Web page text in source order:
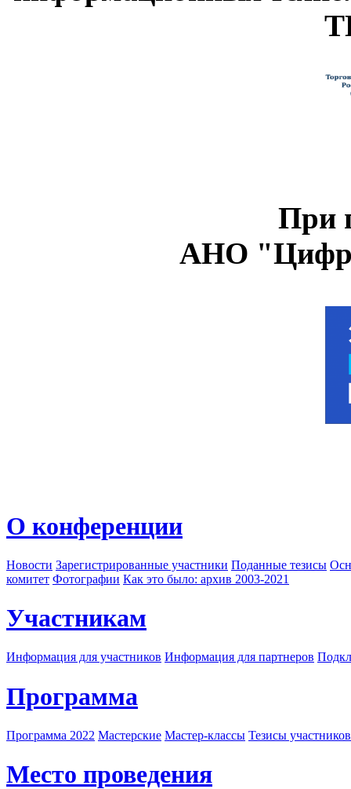
При
АНО
О конференции
Новости Зарегистрированные участники Поданные тезисы
комитет Фотографии Как это было: архив 2003-2021
Участникам
Информация для участников Информация для партнеров
Программа
Программа 2022 Мастерские Мастер-классы Тезисы
Место проведения